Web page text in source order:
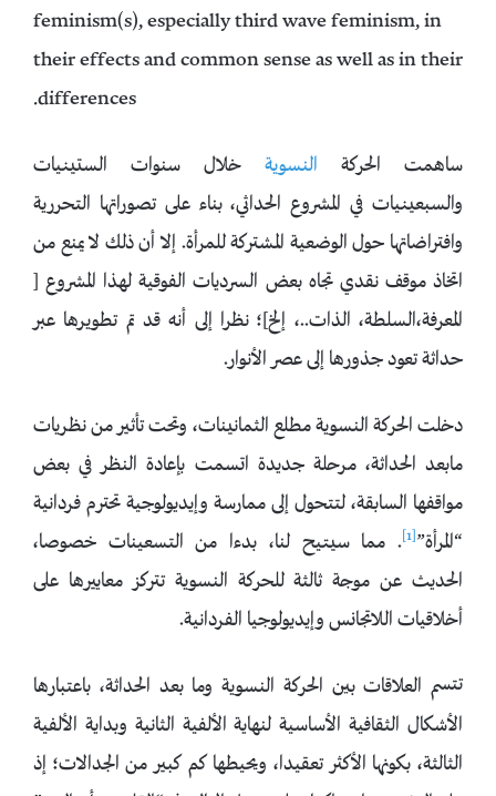
feminism(s), especially third wave feminism, in
their effects and common sense as well as in their
differences.
ساهمت الحركة النسوية خلال سنوات الستينيات
والسبعينيات في المشروع الحداثي، بناء على تصوراتها التحررية
وافتراضاتها حول الوضعية المشتركة للمرأة. إلا أن ذلك لا يمنع من
اتخاذ موقف نقدي تجاه بعض السرديات الفوقية لهذا المشروع [
المعرفة،السلطة، الذات..، إلخ]؛ نظرا إلى أنه قد تم تطويرها عبر
حداثة تعود جذورها إلى عصر الأنوار.
دخلت الحركة النسوية مطلع الثمانينات، وتحت تأثير من نظريات
مابعد الحداثة، مرحلة جديدة اتسمت بإعادة النظر في بعض
مواقفها السابقة، لتتحول إلى ممارسة وإيديولوجية تحترم فردانية
“المرأة”[1] . مما سيتيح لنا، بدءا من التسعينات خصوصا،
الحديث عن موجة ثالثة للحركة النسوية تتركز معاييرها على
أخلاقيات اللاتجانس وإيديولوجيا الفردانية.
تتسم العلاقات بين الحركة النسوية وما بعد الحداثة، باعتبارها
الأشكال الثقافية الأساسية لنهاية الألفية الثانية وبداية الألفية
الثالثة، بكونها الأكثر تعقيدا، ويحيطها كم كبير من الجدالات؛ إذ